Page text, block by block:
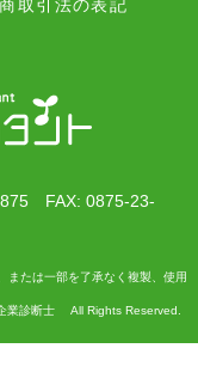
取引法の表記
FAX: 0875-23-
または一部を了承なく複製、使用
業診断士 All Rights Reserved.